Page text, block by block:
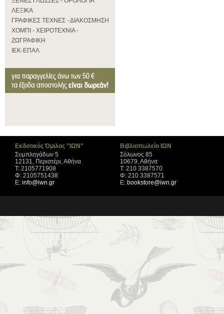
ΛΕΞΙΚΑ
ΓΡΑΦΙΚΕΣ ΤΕΧΝΕΣ - ΔΙΑΚΟΣΜΗΣΗ
ΧΟΜΠΙ - ΧΕΙΡΟΤΕΧΝΙΑ -
ΖΩΓΡΑΦΙΚΗ
ΙΕΚ-ΕΠΑΛ
Εκδοτικός Όμιλος "ΙΩΝ"
Συμπληγάδων 5
12131, Περιστέρι, Αθήνα
Τ: 2105771908
Φ: 2105751438
Ε: info@iwn.gr
Βιβλιοπωλείο ΙΩΝ
Σόλωνος 85
10679, Αθήνα
Τ: 210 3387570
Φ: 210 3387571
Ε: bookstore@iwn.gr